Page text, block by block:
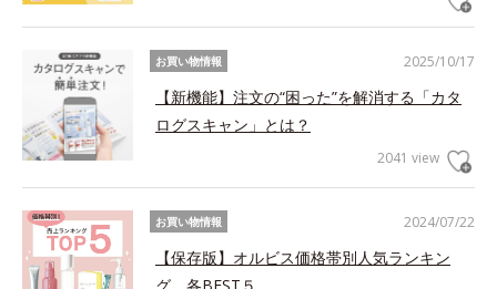
2025/10/17
お買い物情報
【新機能】注文の“困った”を解消する「カタ
ログスキャン」とは？
2041 view
2024/07/22
お買い物情報
【保存版】オルビス価格帯別人気ランキン